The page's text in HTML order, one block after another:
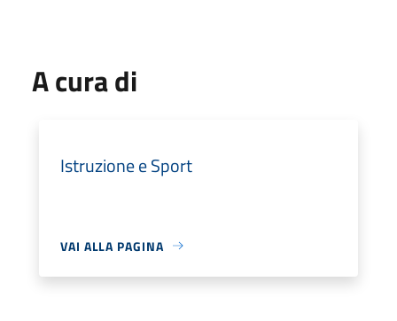
A cura di
Istruzione e Sport
VAI ALLA PAGINA